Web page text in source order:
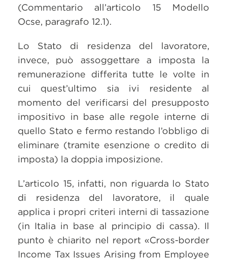
(Commentario all’articolo 15 Modello
Ocse, paragrafo 12.1).
Lo Stato di residenza del lavoratore,
invece, può assoggettare a imposta la
remunerazione differita tutte le volte in
cui quest’ultimo sia ivi residente al
momento del verificarsi del presupposto
impositivo in base alle regole interne di
quello Stato e fermo restando l’obbligo di
eliminare (tramite esenzione o credito di
imposta) la doppia imposizione.
L’articolo 15, infatti, non riguarda lo Stato
di residenza del lavoratore, il quale
applica i propri criteri interni di tassazione
(in Italia in base al principio di cassa). Il
punto è chiarito nel report «Cross-border
Income Tax Issues Arising from Employee